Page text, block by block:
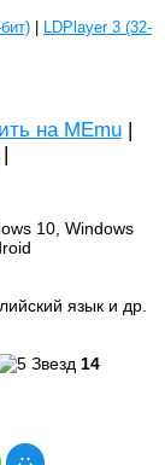
LDPlayer 3 (32-
на MEmu |
10, Windows
язык и др.
14